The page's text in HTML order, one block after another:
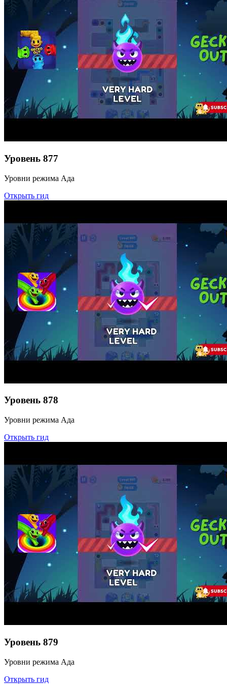
Уровень 877
Уровни режима Ада
Открыть гид
Уровень 878
Уровни режима Ада
Открыть гид
Уровень 879
Уровни режима Ада
Открыть гид